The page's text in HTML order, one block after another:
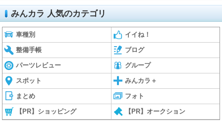
みんカラ 人気のカテゴリ
車種別 イイね！
整備手帳 ブログ
パーツレビュー グループ
スポット みんカラ＋
まとめ フォト
【PR】ショッピング 【PR】オークション